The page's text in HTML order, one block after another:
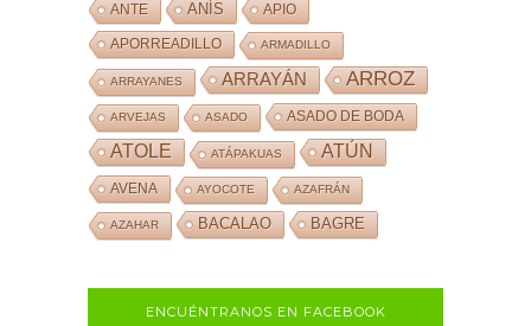
ANTE ANÍS APIO
APORREADILLO ARMADILLO
ARRAYANES ARRAYÁN ARROZ
ARVEJAS ASADO ASADO DE BODA
ATOLE ATÁPAKUAS ATÚN
AVENA AYOCOTE AZAFRÁN
AZAHAR BACALAO BAGRE
ENCUÉNTRANOS EN FACEBOOK